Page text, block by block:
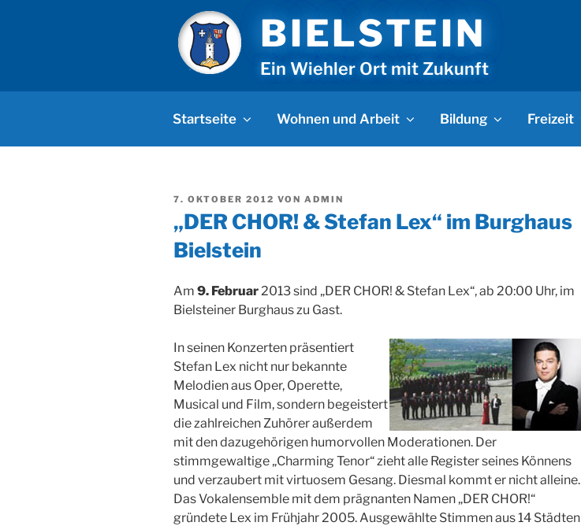
BIELSTEIN
Ein Wiehler Ort mit Zukunft
Startseite Wohnen und Arbeit Bildung Freizeit
VERÖFFENTLICHT
7. OKTOBER 2012 VON ADMIN
„DER CHOR! & Stefan Lex“ im Burghaus
Bielstein
Am 9. Februar2013 sind „DER CHOR! & Stefan Lex“, ab 20:00 Uhr, im
Bielsteiner Burghaus zu Gast.
In seinen Konzerten präsentiert
Stefan Lex nicht nur bekannte
Melodien aus Oper, Operette,
Musical und Film, sondern begeistert
die zahlreichen Zuhörer außerdem
mit den dazugehörigen humorvollen Moderationen. Der
stimmgewaltige „Charming Tenor“ zieht alle Register seines Könnens
und verzaubert mit virtuosem Gesang. Diesmal kommt er nicht alleine.
Das Vokalensemble mit dem prägnanten Namen „DER CHOR!“
gründete Lex im Frühjahr 2005. Ausgewählte Stimmen aus 14 Städten